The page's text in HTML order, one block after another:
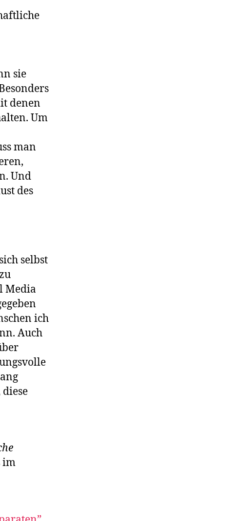
sie
denen
Um
man
Und
des
selbst
Media
ich
Auch
im